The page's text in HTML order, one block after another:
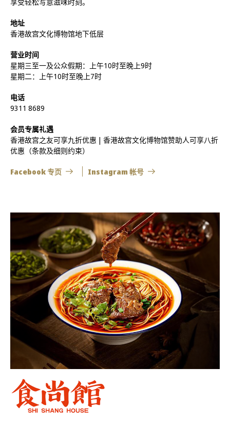
地址
香港故宫文化博物馆地下低层
营业时间
星期三至一及公众假期：上午10时至晚上9时
星期二：上午10时至晚上7时
电话
9311 8689
会员专属礼遇
香港故宫之友可享九折优惠 | 香港故宫文化博物馆赞助人可享八折
优惠（条款及细则约束）
Facebook 专页 Instagram 帐号